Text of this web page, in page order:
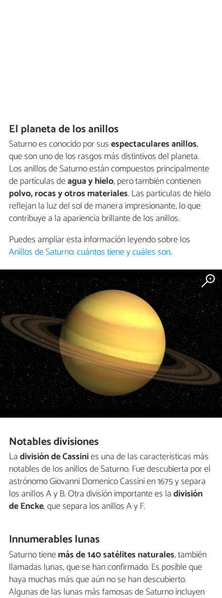
El planeta de los anillos
Saturno es conocido por susespectaculares anillos,
que son uno de los rasgos más distintivos del planeta.
Los anillos de Saturno están compuestos principalmente
de partículas deagua y hielo, pero también contienen
polvo, rocas y otros materiales. Las partículas de hielo
reflejan la luz del sol de manera impresionante, lo que
contribuye a la apariencia brillante de los anillos.
Puedes ampliar esta información leyendo sobre los
Anillos de Saturno: cuántos tiene y cuáles son.
Notables divisiones
Ladivisión de Cassinies una de las características más
notables de los anillos de Saturno. Fue descubierta por el
astrónomo Giovanni Domenico Cassini en 1675 y separa
los anillos A y B. Otra división importante es ladivisión
de Encke, que separa los anillos A y F.
Innumerables lunas
Saturno tienemás de 140 satélites naturales, también
llamadas lunas, que se han confirmado. Es posible que
haya muchas más que aún no se han descubierto.
Algunas de las lunas más famosas de Saturno incluyen